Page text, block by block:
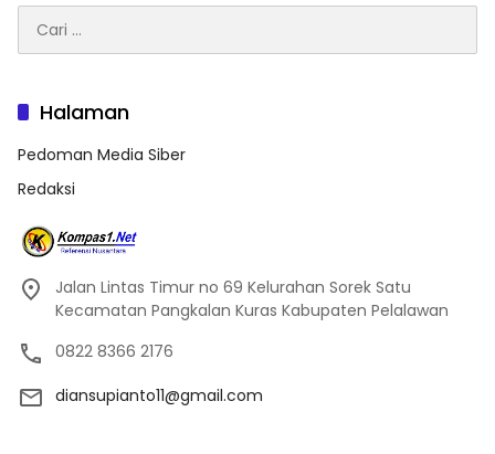
untuk:
Halaman
Pedoman Media Siber
Redaksi
Jalan Lintas Timur no 69 Kelurahan Sorek Satu
Kecamatan Pangkalan Kuras Kabupaten Pelalawan
0822 8366 2176
diansupianto11@gmail.com